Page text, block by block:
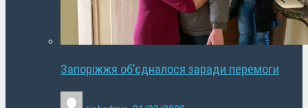
Запоріжжя об’єдналося заради перемоги